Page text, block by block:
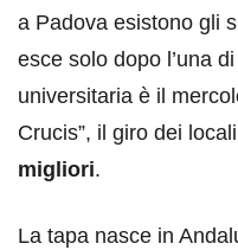
a Padova esistono gli
esce solo dopo l’una
universitaria è il
Crucis”, il giro dei
migliori.
La tapa nasce in